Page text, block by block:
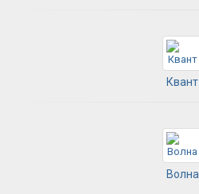
Квант
Волна